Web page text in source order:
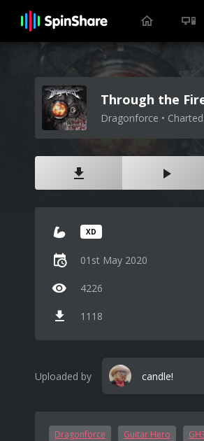
Through the
Dragonforce •
XD
01st May 2020
4226
1118
Uploaded by candle!
Dragonforce Guitar Hero